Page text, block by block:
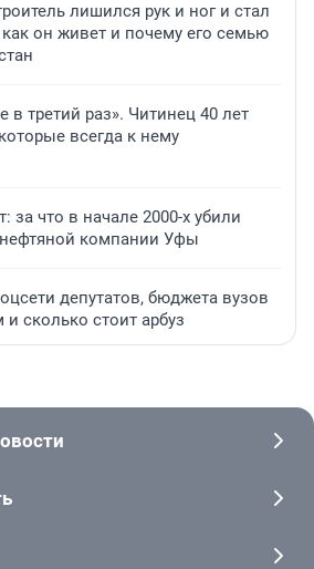
лишился рук и ног и стал
он живет и почему его семью
в третий раз». Читинец 40 лет
всегда к нему
за что в начале 2000-х убили
компании Уфы
депутатов, бюджета вузов
сколько стоит арбуз